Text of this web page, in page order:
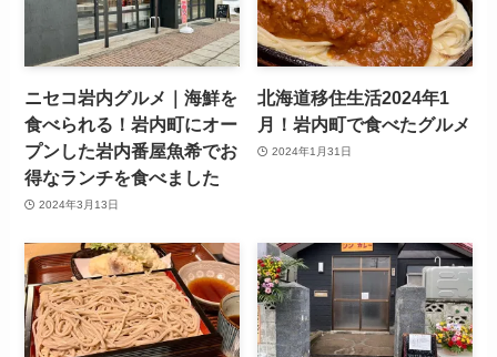
ニセコ岩内グルメ｜海鮮を
食べられる！岩内町にオー
プンした岩内番屋魚希でお
得なランチを食べました
2024年3月13日
北海道移住生活2024年1
月！岩内町で食べたグルメ
2024年1月31日